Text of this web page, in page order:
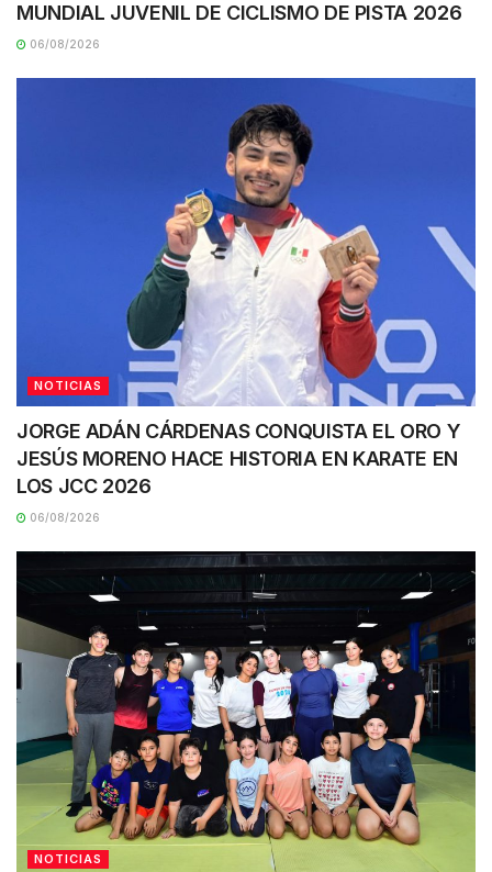
MUNDIAL JUVENIL DE CICLISMO DE PISTA 2026
06/08/2026
NOTICIAS
JORGE ADÁN CÁRDENAS CONQUISTA EL ORO Y
JESÚS MORENO HACE HISTORIA EN KARATE EN
LOS JCC 2026
06/08/2026
NOTICIAS